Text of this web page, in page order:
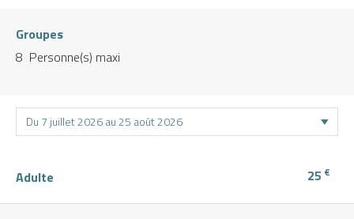
Groupes
8 Personne(s) maxi
Adulte 25 €